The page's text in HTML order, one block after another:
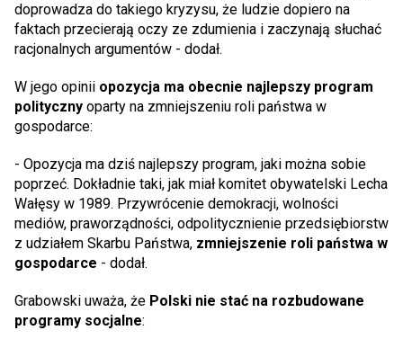
doprowadza do takiego kryzysu, że ludzie dopiero na
faktach przecierają oczy ze zdumienia i zaczynają słuchać
racjonalnych argumentów - dodał.
W jego opinii opozycja ma obecnie najlepszy program
polityczny oparty na zmniejszeniu roli państwa w
gospodarce:
- Opozycja ma dziś najlepszy program, jaki można sobie
poprzeć. Dokładnie taki, jak miał komitet obywatelski Lecha
Wałęsy w 1989. Przywrócenie demokracji, wolności
mediów, praworządności, odpolitycznienie przedsiębiorstw
z udziałem Skarbu Państwa, zmniejszenie roli państwa w
gospodarce - dodał.
Grabowski uważa, że Polski nie stać na rozbudowane
programy socjalne: